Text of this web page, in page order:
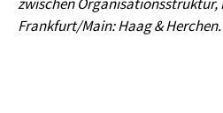
Frankfurt/Main: Haag & Herchen.